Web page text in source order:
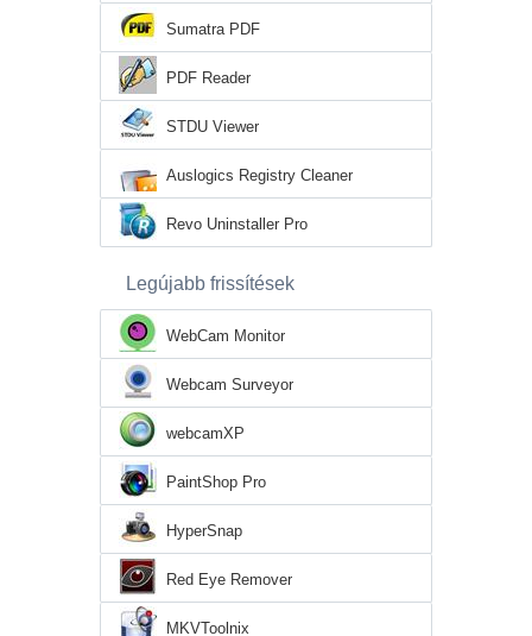
Sumatra PDF
PDF Reader
STDU Viewer
Auslogics Registry Cleaner
Revo Uninstaller Pro
Legújabb frissítések
WebCam Monitor
Webcam Surveyor
webcamXP
PaintShop Pro
HyperSnap
Red Eye Remover
MKVToolnix